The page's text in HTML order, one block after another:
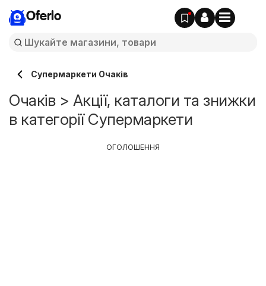
Oferlo
Супермаркети Очаків
Очаків > Акції, каталоги та знижки
в категорії Супермаркети
ОГОЛОШЕННЯ